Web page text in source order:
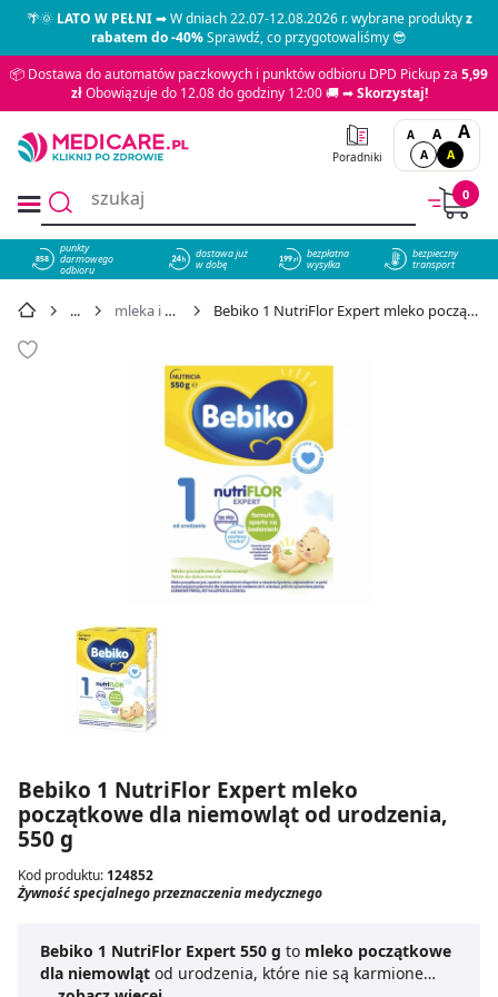
🌴🌞LATO W PEŁNI➡ W dniach 22.07-12.08.2026 r. wybrane produktyz
rabatem do -40%Sprawdź, co przygotowaliśmy 😎
📦 Dostawa do automatów paczkowych i punktów odbioru DPD Pickup za 5,99
złObowiązuje do 12.08 do godziny 12:00 🚚 ➡Skorzystaj!
Poradniki
A A A
A A
0
858
punkty
darmowego
odbioru
dostawa już
w dobę
bezpłatna
wysyłka
bezpieczny
transport
mleka i odżywki dla dziecka Bebiko 1 NutriFlor Expert mleko początkowe dla niemowląt od urodzenia, 550 g - cena 40,89 zł
Bebiko 1 NutriFlor Expert mleko
początkowe dla niemowląt od urodzenia,
550 g
Kod produktu: 124852
Żywność specjalnego przeznaczenia medycznego
Bebiko 1 NutriFlor Expert 550 g to mleko początkowe
dla niemowląt od urodzenia, które nie są karmione